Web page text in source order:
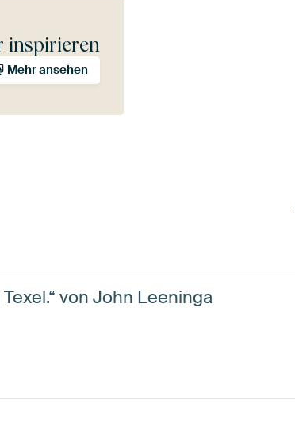
inspirieren
Mehr ansehen
von John Leeninga